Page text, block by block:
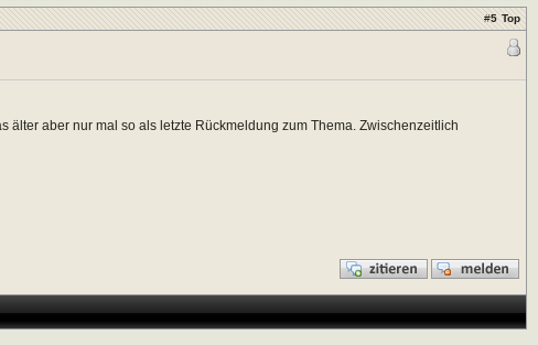
#5 Top
aber nur mal so als letzte Rückmeldung zum Thema. Zwischenzeitlich